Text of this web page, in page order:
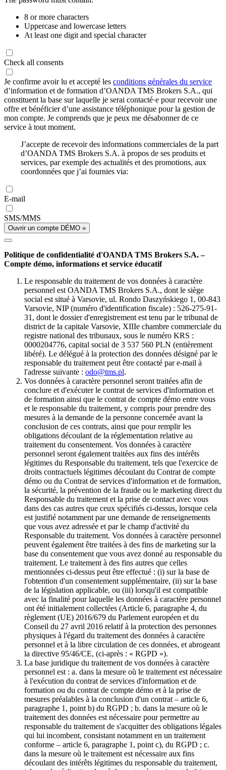
8 or more characters
Uppercase and lowercase letters
At least one digit and special character
Check all consents
Je confirme avoir lu et accepté les conditions générales du service
d’information et de formation d’OANDA TMS Brokers S.A., qui
constituent la base sur laquelle je serai contacté·e pour recevoir une
offre et bénéficier d’une assistance téléphonique pour la gestion de
mon compte. Je comprends que je peux me désabonner de ce
service à tout moment.
J’accepte de recevoir des informations commerciales de la part
d’OANDA TMS Brokers S.A. à propos de ses produits et
services, par exemple des actualités et des promotions, aux
coordonnées que j’ai fournies via:
E-mail
SMS/MMS
Ouvrir un compte DÉMO »
Politique de confidentialité d'OANDA TMS Brokers S.A. –
Compte démo, informations et service éducatif
Le responsable du traitement de vos données à caractère
personnel est OANDA TMS Brokers S.A., dont le siège
social est situé à Varsovie, ul. Rondo Daszyńskiego 1, 00-843
Varsovie, NIP (numéro d'identification fiscale) : 526-275-91-
31, dont le dossier d'enregistrement est tenu par le tribunal de
district de la capitale Varsovie, XIIIe chambre commerciale du
registre national des tribunaux, sous le numéro KRS :
0000204776, capital social de 3 537 560 PLN (entièrement
libéré). Le délégué à la protection des données désigné par le
responsable du traitement peut être contacté par e-mail à
l'adresse suivante : odo@tms.pl.
Vos données à caractère personnel seront traitées afin de
conclure et d'exécuter le contrat de services d'information et
de formation ainsi que le contrat de compte démo entre vous
et le responsable du traitement, y compris pour prendre des
mesures à la demande de la personne concernée avant la
conclusion de ces contrats, ainsi que pour remplir les
obligations découlant de la réglementation relative au
traitement du consentement. Vos données à caractère
personnel seront également traitées aux fins des intérêts
légitimes du Responsable du traitement, tels que l'exercice de
droits contractuels légitimes découlant du Contrat de compte
démo ou du Contrat de services d'information et de formation,
la sécurité, la prévention de la fraude ou le marketing direct du
Responsable du traitement et la prise de contact avec vous
dans des cas autres que ceux spécifiés ci-dessus, lorsque cela
est justifié notamment par une demande de renseignements
que vous avez adressée et par le champ d'activité du
Responsable du traitement. Vos données à caractère personnel
peuvent également être traitées à des fins de marketing sur la
base du consentement que vous avez donné au responsable du
traitement. Le traitement à des fins autres que celles
mentionnées ci-dessus peut être effectué : (i) sur la base de
l'obtention d'un consentement supplémentaire, (ii) sur la base
de la législation applicable, ou (iii) lorsqu'il est compatible
avec la finalité pour laquelle les données à caractère personnel
ont été initialement collectées (Article 6, paragraphe 4, du
règlement (UE) 2016/679 du Parlement européen et du
Conseil du 27 avril 2016 relatif à la protection des personnes
physiques à l'égard du traitement des données à caractère
personnel et à la libre circulation de ces données, et abrogeant
la directive 95/46/CE, (ci-après : « RGPD »).
La base juridique du traitement de vos données à caractère
personnel est : a. dans la mesure où le traitement est nécessaire
à l'exécution du contrat de services d'information et de
formation ou du contrat de compte démo et à la prise de
mesures préalables à la conclusion d'un contrat – article 6,
paragraphe 1, point b) du RGPD ; b. dans la mesure où le
traitement des données est nécessaire pour permettre au
responsable du traitement de s'acquitter des obligations légales
qui lui incombent, consistant notamment en un traitement
conforme – article 6, paragraphe 1, point c), du RGPD ; c.
dans la mesure où le traitement est nécessaire aux fins
découlant des intérêts légitimes du responsable du traitement,